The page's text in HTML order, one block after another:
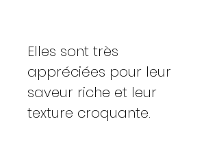
Elles sont très
appréciées pour leur
saveur riche et leur
texture croquante.